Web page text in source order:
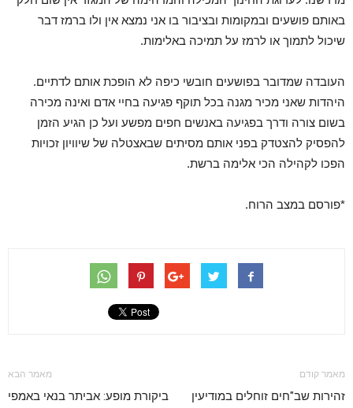
באותם פושעים ובמקומות ובציבור בו אני נמצא אין ולו ברמז דבר
שיכול לתמוך או לרמז על תמיכה באלימות.
העובדה שמדובר בפושעים חובשי כיפה לא הופכת אותם לדתיים.
היהדות שאני מכיר מגנה בכל תוקף פגיעה בחיי אדם ואינה מכירה
בשום צורה ודרך בפגיעה באנשים חפים מפשע ועל כן הגיע הזמן
להפסיק להצטדק בפני אותם מסיתים שבאצטלה של שיוויון זכויות
הפכו לקהילה הכי אלימה ברשת.
*פורסם במצב הרוח.
מאמר קודם
זהירות שב"חים זוחלים במודיעין
מאמר הבא
ביקורת מופע: אביתר בנאי באמפי